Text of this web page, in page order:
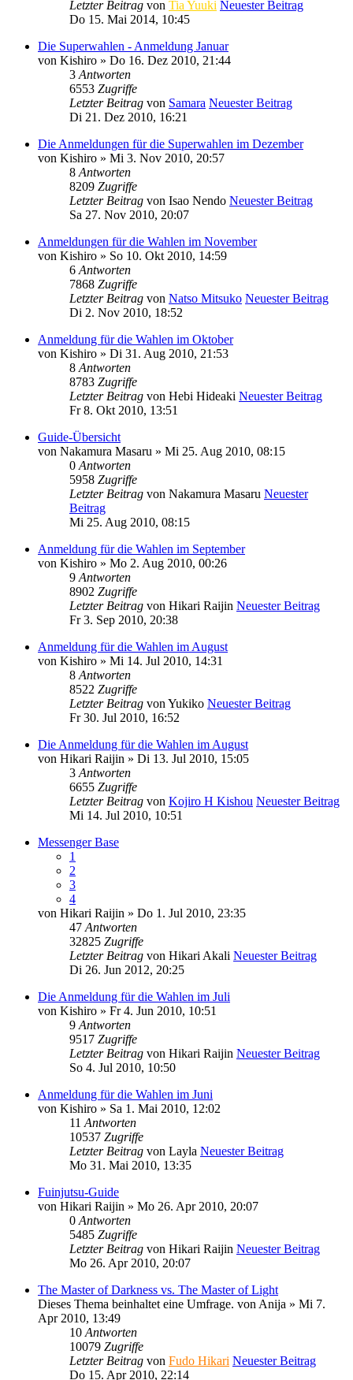
Letzter Beitrag von Tia Yuuki Neuester Beitrag
Do 15. Mai 2014, 10:45
Die Superwahlen - Anmeldung Januar
von Kishiro » Do 16. Dez 2010, 21:44
3 Antworten
6553 Zugriffe
Letzter Beitrag von Samara Neuester Beitrag
Di 21. Dez 2010, 16:21
Die Anmeldungen für die Superwahlen im Dezember
von Kishiro » Mi 3. Nov 2010, 20:57
8 Antworten
8209 Zugriffe
Letzter Beitrag von Isao Nendo Neuester Beitrag
Sa 27. Nov 2010, 20:07
Anmeldungen für die Wahlen im November
von Kishiro » So 10. Okt 2010, 14:59
6 Antworten
7868 Zugriffe
Letzter Beitrag von Natso Mitsuko Neuester Beitrag
Di 2. Nov 2010, 18:52
Anmeldung für die Wahlen im Oktober
von Kishiro » Di 31. Aug 2010, 21:53
8 Antworten
8783 Zugriffe
Letzter Beitrag von Hebi Hideaki Neuester Beitrag
Fr 8. Okt 2010, 13:51
Guide-Übersicht
von Nakamura Masaru » Mi 25. Aug 2010, 08:15
0 Antworten
5958 Zugriffe
Letzter Beitrag von Nakamura Masaru Neuester
Beitrag
Mi 25. Aug 2010, 08:15
Anmeldung für die Wahlen im September
von Kishiro » Mo 2. Aug 2010, 00:26
9 Antworten
8902 Zugriffe
Letzter Beitrag von Hikari Raijin Neuester Beitrag
Fr 3. Sep 2010, 20:38
Anmeldung für die Wahlen im August
von Kishiro » Mi 14. Jul 2010, 14:31
8 Antworten
8522 Zugriffe
Letzter Beitrag von Yukiko Neuester Beitrag
Fr 30. Jul 2010, 16:52
Die Anmeldung für die Wahlen im August
von Hikari Raijin » Di 13. Jul 2010, 15:05
3 Antworten
6655 Zugriffe
Letzter Beitrag von Kojiro H Kishou Neuester Beitrag
Mi 14. Jul 2010, 10:51
Messenger Base
1
2
3
4
von Hikari Raijin » Do 1. Jul 2010, 23:35
47 Antworten
32825 Zugriffe
Letzter Beitrag von Hikari Akali Neuester Beitrag
Di 26. Jun 2012, 20:25
Die Anmeldung für die Wahlen im Juli
von Kishiro » Fr 4. Jun 2010, 10:51
9 Antworten
9517 Zugriffe
Letzter Beitrag von Hikari Raijin Neuester Beitrag
So 4. Jul 2010, 10:50
Anmeldung für die Wahlen im Juni
von Kishiro » Sa 1. Mai 2010, 12:02
11 Antworten
10537 Zugriffe
Letzter Beitrag von Layla Neuester Beitrag
Mo 31. Mai 2010, 13:35
Fuinjutsu-Guide
von Hikari Raijin » Mo 26. Apr 2010, 20:07
0 Antworten
5485 Zugriffe
Letzter Beitrag von Hikari Raijin Neuester Beitrag
Mo 26. Apr 2010, 20:07
The Master of Darkness vs. The Master of Light
Dieses Thema beinhaltet eine Umfrage. von Anija » Mi 7.
Apr 2010, 13:49
10 Antworten
10079 Zugriffe
Letzter Beitrag von Fudo Hikari Neuester Beitrag
Do 15. Apr 2010, 22:14